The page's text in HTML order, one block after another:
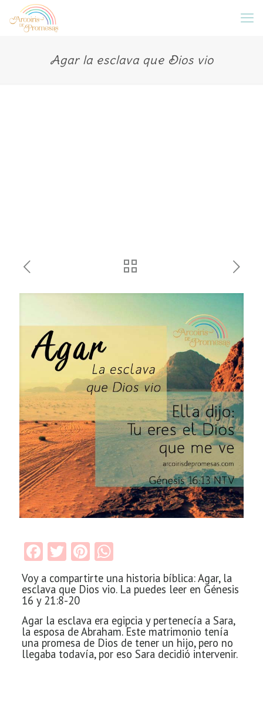
Agar la esclava que Dios vio
Facebook
TwitterPinterest
WhatsApp
Voy a compartirte una historia bíblica: Agar, la
esclava que Dios vio. La puedes leer en Génesis
16 y 21:8-20
Agar la esclava era egipcia y pertenecía a Sara,
la esposa de Abraham. Este matrimonio tenía
una promesa de Dios de tener un hijo, pero no
llegaba todavía, por eso Sara decidió intervenir.